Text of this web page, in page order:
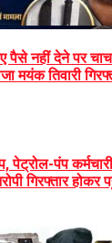
पैसे नहीं देने पर
मयंक तिवारी
पेट्रोल-पंप
गिरफ्तार होकर